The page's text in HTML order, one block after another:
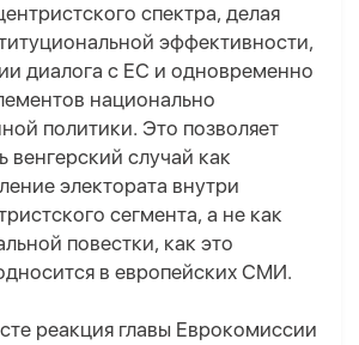
спектра, делая
эффективности,
диалога с ЕС и одновременно
национально
политики. Это позволяет
венгерский случай как
электората внутри
сегмента, а не как
повестки, как это
в европейских СМИ.
реакция главы Еврокомиссии